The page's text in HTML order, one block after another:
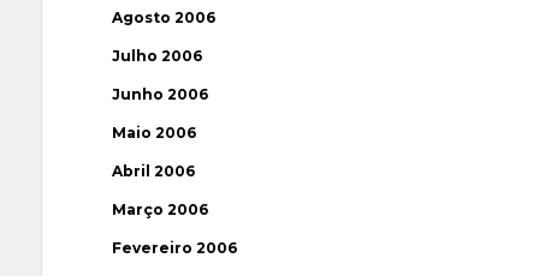
Agosto 2006
Julho 2006
Junho 2006
Maio 2006
Abril 2006
Março 2006
Fevereiro 2006